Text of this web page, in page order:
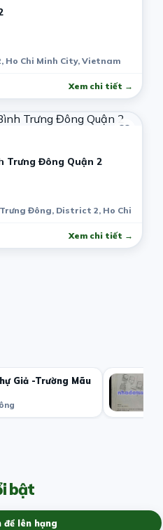
Ho Chi Minh City, Vietnam
Xem chi tiết →
Trưng Đông Quận 2
Trưng Đông, District 2, Ho Chi Minh
Xem chi tiết →
Giả -Trường Mãu
bật
lên hạng